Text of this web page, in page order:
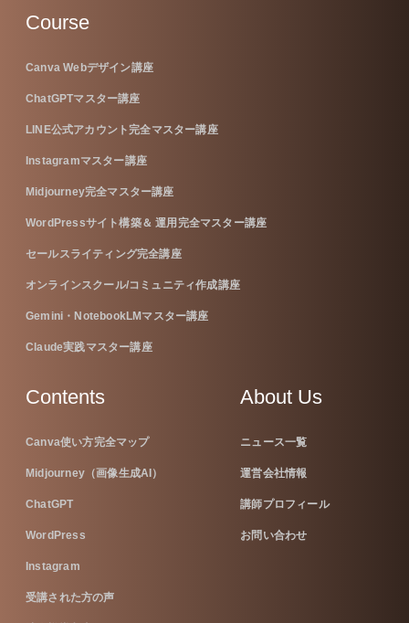
Course
Canva Webデザイン講座
ChatGPTマスター講座
LINE公式アカウント完全マスター講座
Instagramマスター講座
Midjourney完全マスター講座
WordPressサイト構築＆ 運用完全マスター講座
セールスライティング完全講座
オンラインスクール/コミュニティ作成講座
Gemini・NotebookLMマスター講座
Claude実践マスター講座
Contents
Canva使い方完全マップ
Midjourney（画像生成AI）
ChatGPT
WordPress
Instagram
受講された方の声
About Us
ニュース一覧
運営会社情報
講師プロフィール
お問い合わせ